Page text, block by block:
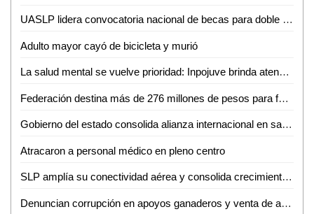
UASLP lidera convocatoria nacional de becas para doble titulación en ingeniería con Francia
Adulto mayor cayó de bicicleta y murió
La salud mental se vuelve prioridad: Inpojuve brinda atención psicológica en la Huasteca
Federación destina más de 276 millones de pesos para fortalecer la salud en SLP
Gobierno del estado consolida alianza internacional en salud mental
Atracaron a personal médico en pleno centro
SLP amplía su conectividad aérea y consolida crecimiento turistico y económico
Denuncian corrupción en apoyos ganaderos y venta de aretes